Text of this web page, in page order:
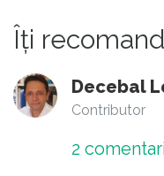
Îți
Contributor
2